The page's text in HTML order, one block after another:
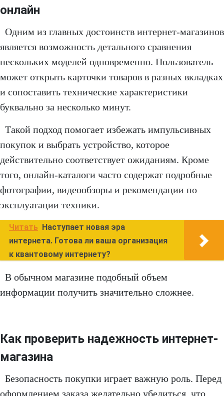
онлайн
Одним из главных достоинств интернет-магазинов
является возможность детального сравнения
нескольких моделей одновременно. Пользователь
может открыть карточки товаров в разных вкладках
и сопоставить технические характеристики
буквально за несколько минут.
Такой подход помогает избежать импульсивных
покупок и выбрать устройство, которое
действительно соответствует ожиданиям. Кроме
того, онлайн-каталоги часто содержат подробные
фотографии, видеообзоры и рекомендации по
эксплуатации техники.
Читать
Наступает новая эра
интернета. Готова ли ваша организация
к квантовому интернету?
В обычном магазине подобный объем
информации получить значительно сложнее.
Как проверить надежность интернет-
магазина
Безопасность покупки играет важную роль. Перед
оформлением заказа желательно убедиться, что